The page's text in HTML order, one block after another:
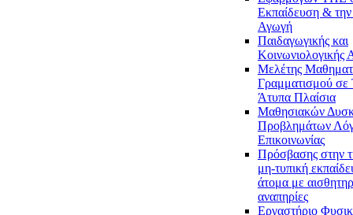
Εκπαίδευση & την
Αγωγή
Παιδαγωγικής και
Κοινωνιολογικής
Μελέτης
Γραμματισμού σε
Άτυπα Πλαίσια
Μαθησιακών
Προβλημάτων
Επικοινωνίας
Πρόσβασης στην
μη-τυπική
άτομα με
αναπηρίες
Εργαστήριο